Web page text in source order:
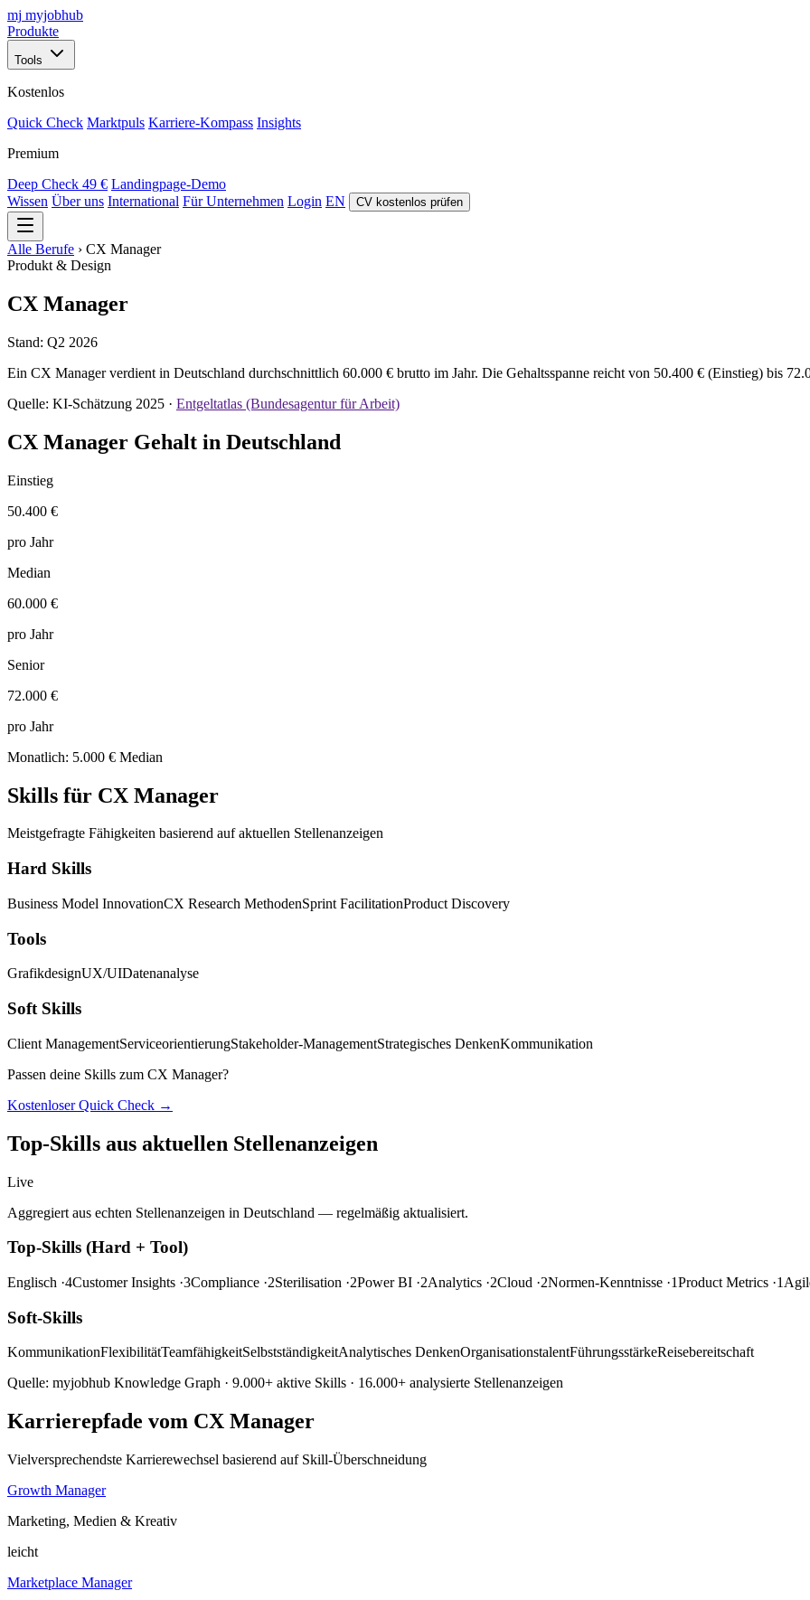
mj myjobhub
Produkte
Tools
Kostenlos
Quick Check Marktpuls Karriere-Kompass Insights
Premium
Deep Check 49 € Landingpage-Demo
Wissen Über uns International Für Unternehmen Login EN CV kostenlos prüfen
Alle Berufe › CX Manager
Produkt & Design
CX Manager
Stand: Q2 2026
Ein CX Manager verdient in Deutschland durchschnittlich 60.000 € brutto im Jahr. Die Gehaltsspanne reicht von 50.400 € (Einstieg) bis
Quelle: KI-Schätzung 2025 · Entgeltatlas (Bundesagentur für Arbeit)
CX Manager Gehalt in Deutschland
Einstieg
50.400 €
pro Jahr
Median
60.000 €
pro Jahr
Senior
72.000 €
pro Jahr
Monatlich: 5.000 € Median
Skills für CX Manager
Meistgefragte Fähigkeiten basierend auf aktuellen Stellenanzeigen
Hard Skills
Business Model InnovationCX Research MethodenSprint FacilitationProduct Discovery
Tools
GrafikdesignUX/UIDatenanalyse
Soft Skills
Client ManagementServiceorientierungStakeholder-ManagementStrategisches DenkenKommunikation
Passen deine Skills zum CX Manager?
Kostenloser Quick Check →
Top-Skills aus aktuellen Stellenanzeigen
Live
Aggregiert aus echten Stellenanzeigen in Deutschland — regelmäßig aktualisiert.
Top-Skills (Hard + Tool)
Englisch ·4Customer Insights ·3Compliance ·2Sterilisation ·2Power BI ·2Analytics ·2Cloud ·2Normen-Kenntnisse ·1Product Metrics ·1
Soft-Skills
KommunikationFlexibilitätTeamfähigkeitSelbstständigkeitAnalytisches DenkenOrganisationstalentFührungsstärkeReisebereitschaft
Quelle: myjobhub Knowledge Graph · 9.000+ aktive Skills · 16.000+ analysierte Stellenanzeigen
Karrierepfade vom CX Manager
Vielversprechendste Karrierewechsel basierend auf Skill-Überschneidung
Growth Manager
Marketing, Medien & Kreativ
leicht
Marketplace Manager